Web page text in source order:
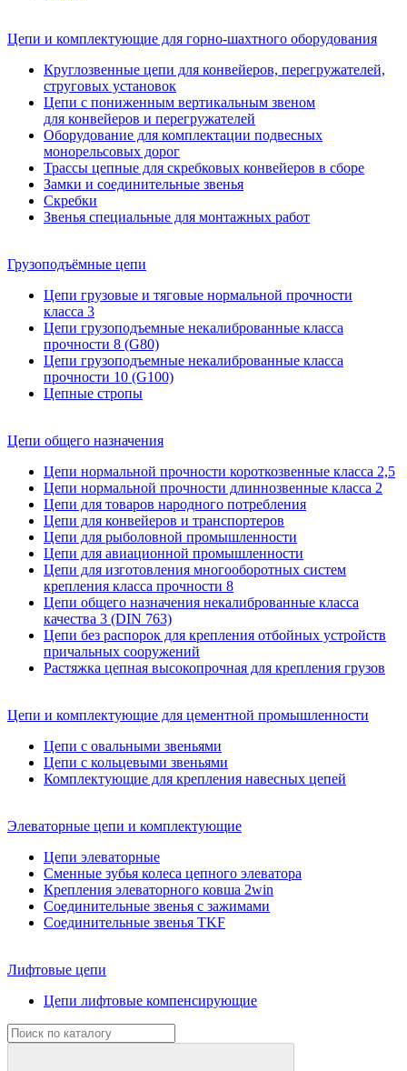
Цепи и комплектующие для горно-шахтного оборудования
Круглозвенные цепи для конвейеров, перегружателей,
струговых установок
Цепи с пониженным вертикальным звеном
для конвейеров и перегружателей
Оборудование для комплектации подвесных
монорельсовых дорог
Трассы цепные для скребковых конвейеров в сборе
Замки и соединительные звенья
Скребки
Звенья специальные для монтажных работ
Грузоподъёмные цепи
Цепи грузовые и тяговые нормальной прочности
класса 3
Цепи грузоподъемные некалиброванные класса
прочности 8 (G80)
Цепи грузоподъемные некалиброванные класса
прочности 10 (G100)
Цепные стропы
Цепи общего назначения
Цепи нормальной прочности короткозвенные класса 2,5
Цепи нормальной прочности длиннозвенные класса 2
Цепи для товаров народного потребления
Цепи для конвейеров и транспортеров
Цепи для рыболовной промышленности
Цепи для авиационной промышленности
Цепи для изготовления многооборотных систем
крепления класса прочности 8
Цепи общего назначения некалиброванные класса
качества 3 (DIN 763)
Цепи без распорок для крепления отбойных устройств
причальных сооружений
Растяжка цепная высокопрочная для крепления грузов
Цепи и комплектующие для цементной промышленности
Цепи с овальными звеньями
Цепи с кольцевыми звеньями
Комплектующие для крепления навесных цепей
Элеваторные цепи и комплектующие
Цепи элеваторные
Сменные зубья колеса цепного элеватора
Крепления элеваторного ковша 2win
Соединительные звенья с зажимами
Соединительные звенья TKF
Лифтовые цепи
Цепи лифтовые компенсирующие